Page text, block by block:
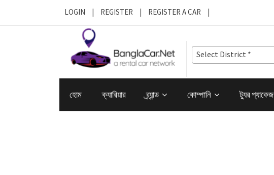
LOGIN | REGISTER | REGISTER A CAR |
Select District *
হোম ক্যারিয়ার ব্র্যান্ড কোম্পানি ট্যুর প্যাকেজ